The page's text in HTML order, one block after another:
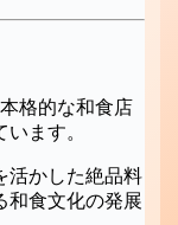
格的な和食店
ます。
活かした絶品料
和食文化の発展